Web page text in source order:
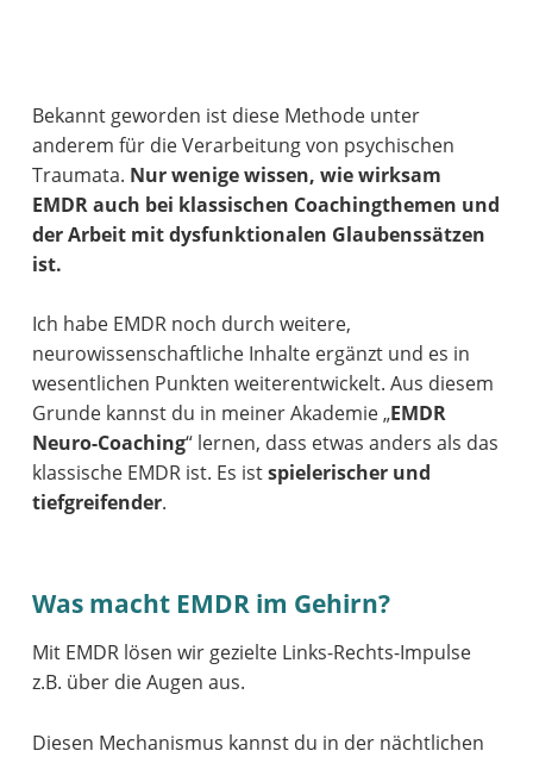
Bekannt geworden ist diese Methode unter
anderem für die Verarbeitung von psychischen
Traumata. Nur wenige wissen, wie wirksam
EMDR auch bei klassischen Coachingthemen und
der Arbeit mit dysfunktionalen Glaubenssätzen
ist.
Ich habe EMDR noch durch weitere,
neurowissenschaftliche Inhalte ergänzt und es in
wesentlichen Punkten weiterentwickelt. Aus diesem
Grunde kannst du in meiner Akademie „EMDR
Neuro-Coaching“ lernen, dass etwas anders als das
klassische EMDR ist. Es istspielerischer und
tiefgreifender.
Was macht EMDR im Gehirn?
Mit EMDR lösen wir gezielte Links-Rechts-Impulse
z.B. über die Augen aus.
Diesen Mechanismus kannst du in der nächtlichen